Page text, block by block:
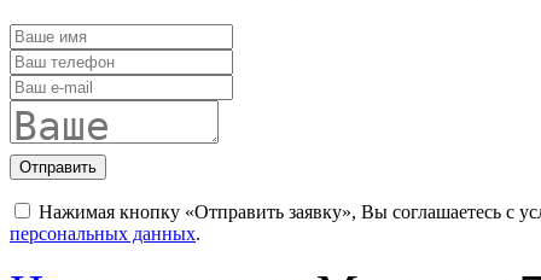
Отправить
Нажимая кнопку «Отправить заявку», Вы соглашаетесь с
персональных данных.